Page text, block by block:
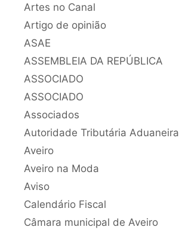
Artes no Canal
Artigo de opinião
ASAE
ASSEMBLEIA DA REPÚBLICA
ASSOCIADO
ASSOCIADO
Associados
Autoridade Tributária Aduaneira
Aveiro
Aveiro na Moda
Aviso
Calendário Fiscal
Câmara municipal de Aveiro